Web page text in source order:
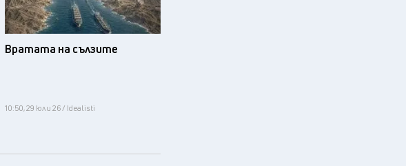
Вратата на сълзите
10:50, 29 юли 26 / Idealisti